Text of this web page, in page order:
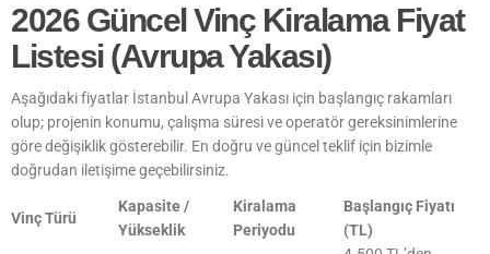
2026 Güncel Vinç Kiralama Fiyat
Listesi (Avrupa Yakası)
Aşağıdaki fiyatlar İstanbul Avrupa Yakası için başlangıç rakamları
olup; projenin konumu, çalışma süresi ve operatör gereksinimlerine
göre değişiklik gösterebilir. En doğru ve güncel teklif için bizimle
doğrudan iletişime geçebilirsiniz.
Vinç Türü
Kapasite /
Yükseklik
Kiralama
Periyodu
Başlangıç Fiyatı
(TL)